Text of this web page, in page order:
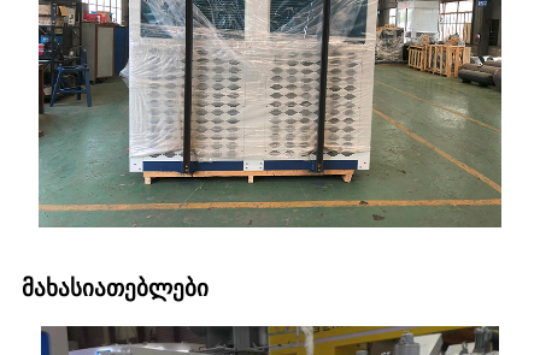
მახასიათებლები